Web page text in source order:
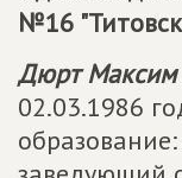
№16
Дюрт Максим
02.03.1986